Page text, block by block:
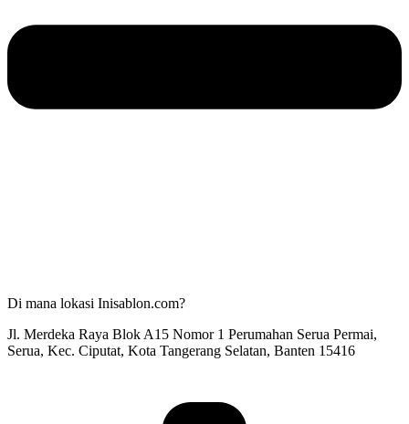
Di mana lokasi Inisablon.com?
Jl. Merdeka Raya Blok A15 Nomor 1 Perumahan Serua Permai,
Serua, Kec. Ciputat, Kota Tangerang Selatan, Banten 15416